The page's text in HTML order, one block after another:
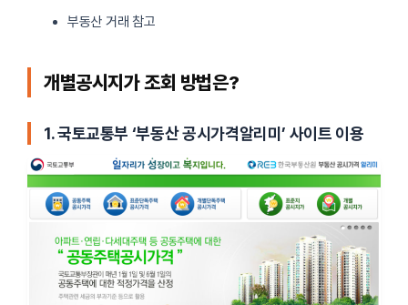
부동산 거래 참고
개별공시지가 조회 방법은?
1. 국토교통부 ‘부동산 공시가격알리미’ 사이트 이용